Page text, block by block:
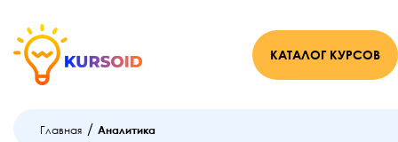
КАТАЛОГ КУРСОВ
Главная / Аналитика
SkillFactory